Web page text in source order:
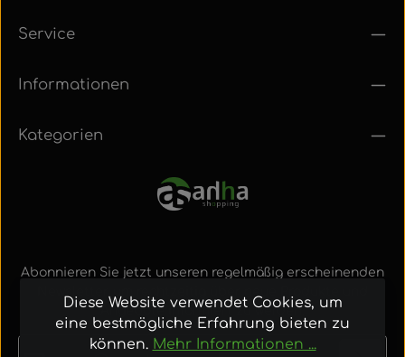
Service
Informationen
Kategorien
Abonnieren Sie jetzt unseren regelmäßig erscheinenden
Angebote informiert zu werden.
E-Mail-Adresse*
Diese Website verwendet Cookies, um
eine bestmögliche Erfahrung bieten zu
können. Mehr Informationen ...